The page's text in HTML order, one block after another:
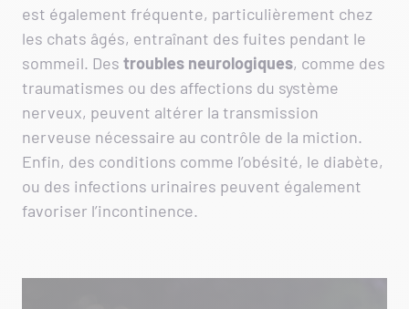
est également fréquente, particulièrement chez
les chats âgés, entraînant des fuites pendant le
sommeil. Des troubles neurologiques, comme des
traumatismes ou des affections du système
nerveux, peuvent altérer la transmission
nerveuse nécessaire au contrôle de la miction.
Enfin, des conditions comme l’obésité, le diabète,
ou des infections urinaires peuvent également
favoriser l’incontinence.